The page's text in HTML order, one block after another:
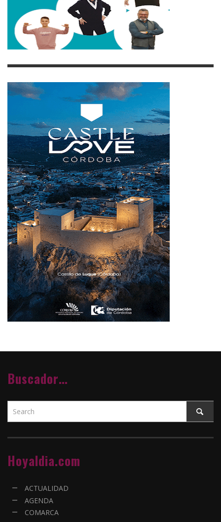
Buscador…
Hoyaldia.com
ACTUALIDAD
AGENDA
COMARCA